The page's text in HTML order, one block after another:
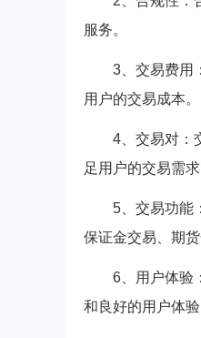
服务。
3、交易费用
用户的交易成本。
4、交易对：
足用户的交易需求
5、交易功能
保证金交易、期
6、用户体验
和良好的用户体